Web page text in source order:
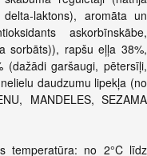
laktons), aromāta un
askorbīnskābe,
sorbāts)), rapšu eļļa 38%,
(dažādi garšaugi, pētersīļi,
daudzumu lipekļa (no
MANDELES, SEZAMA
temperatūra: no 2°C līdz